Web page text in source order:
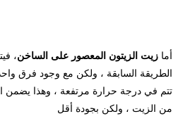
أمازيت الزيتون المعصور على الساخن،
الطريقة السابقة ، ولكن مع وجود فرق
تتم في درجة حرارة مرتفعة ، وهذا يضمن
من الزيت ، ولكن بجودة أقل